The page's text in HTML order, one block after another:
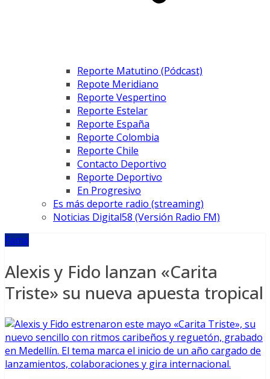
Reporte Matutino (Pódcast)
Repote Meridiano
Reporte Vespertino
Reporte Estelar
Reporte España
Reporte Colombia
Reporte Chile
Contacto Deportivo
Reporte Deportivo
En Progresivo
Es más deporte radio (streaming)
Noticias Digital58 (Versión Radio FM)
Fama
Alexis y Fido lanzan «Carita
Triste» su nueva apuesta tropical